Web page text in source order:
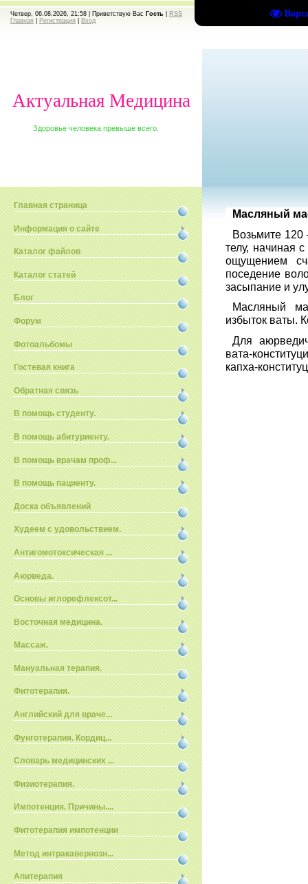
Четвер, 06.08.2026, 21:58 | Приветствую Вас Гость
RSS
Главная
Регистрация Вход
Актуальная Медицина
Здоровье человека превыше всего.
Главная страница
Информация о сайте
Каталог файлов
Каталог статей
Блог
Форум
Фотоальбомы
Гостевая книга
Обратная связь
В помощь студенту.
В помощь абитуриенту.
В помощь врачам проф...
В помощь пациенту.
Доска объявлений
Худеем с удовольствием.
Антигомотоксическая ...
Аюрведа.
Основы иглорефлексот...
Восточная медицина.
Массаж.
Мануальная терапия.
Фитотерапия.
Английский для враче...
Фунготерапия. Кордиц...
Словарь медицинских ...
Физиотерапия.
Импотенция. Причины....
Фитотерапия импотенции
Метод интракавернозн...
Апитерапия
Масляный
Возьмите 120
телу, начиная
ощущением
поседение
засыпание и
Масляный
избыток ваты.
Для
вата-
капха-